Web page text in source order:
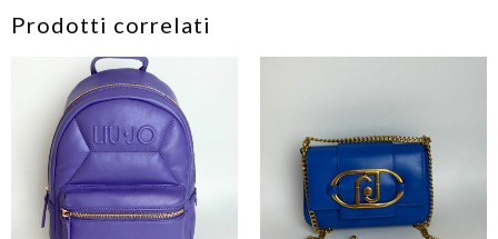
Prodotti correlati